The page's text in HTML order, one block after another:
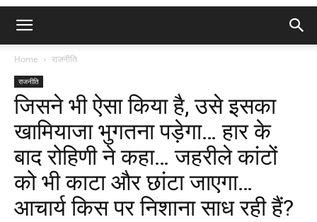
Home राजनीति
राजनीति
जिसने भी ऐसा किया है, उसे इसका
खामियाजा भुगतना पड़ेगा… हार के
बाद रोहिणी ने कहा… जहरीले कांटों
को भी काटा और छांटा जाएगा…
आचार्य किस पर निशाना साध रही हैं?